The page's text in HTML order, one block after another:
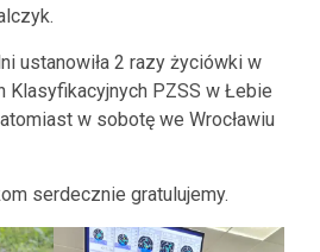
ustanowiła 2 razy życiówki w
Klasyfikacyjnych PZSS w Łebie
w sobotę we Wrocławiu
serdecznie gratulujemy.